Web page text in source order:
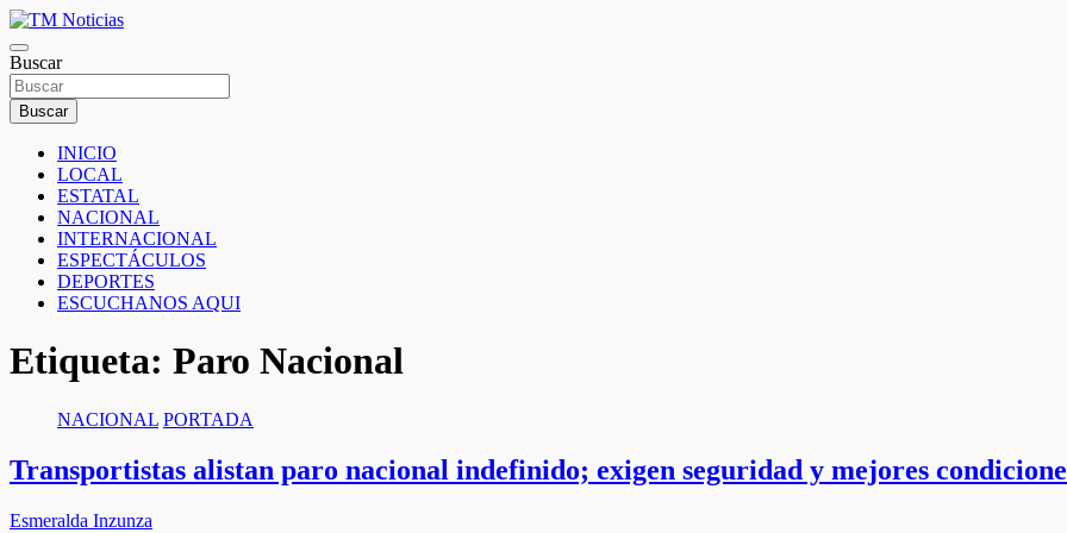
Saltar
al
contenido
TM Noticias
TM Noticias
Buscar
Buscar
INICIO
LOCAL
ESTATAL
NACIONAL
INTERNACIONAL
ESPECTÁCULOS
DEPORTES
ESCUCHANOS AQUI
Etiqueta: Paro Nacional
NACIONAL PORTADA
Transportistas alistan paro nacional indefinido; exigen seguridad y mejores
Esmeralda Inzunza